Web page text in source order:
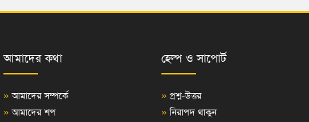
আমাদের কথা
» আমাদের সম্পর্কে
» আমাদের শপ
হেল্প ও সাপোর্ট
» প্রশ্ন-উত্তর
» নিরাপদ থাকুন